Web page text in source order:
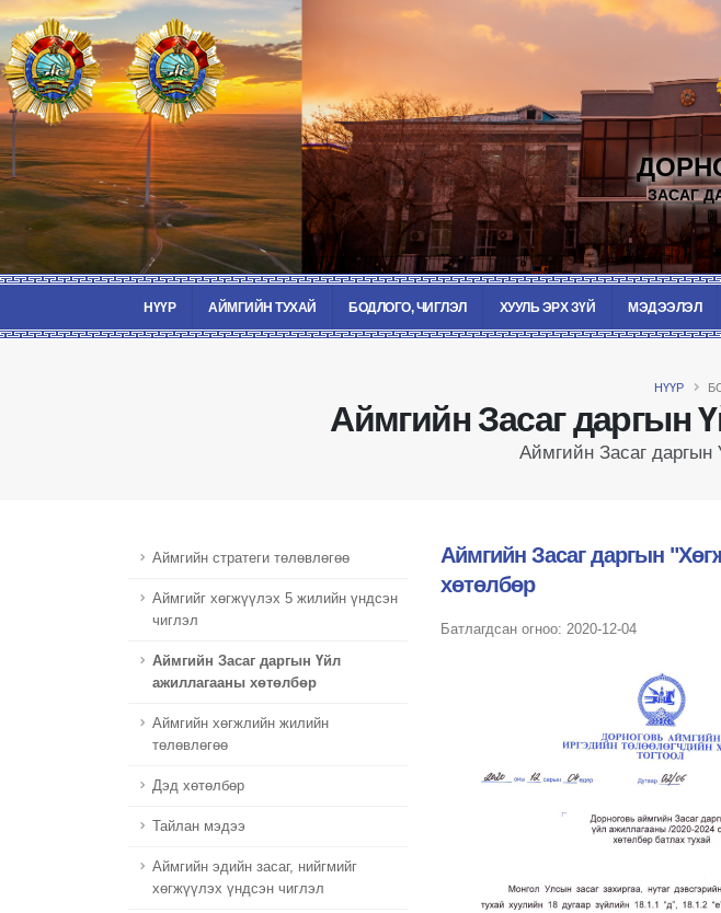
ЗАСАГ
НҮҮР АЙМГИЙН ТУХАЙ БОДЛОГО, ЧИГЛЭЛ ХУУЛЬ ЭРХ ЗҮЙ МЭДЭЭЛЭЛ
Аймгийн Засаг даргын
Аймгийн Засаг
НҮҮР
Аймгийн стратеги төлөвлөгөө
Aймгийг хөгжүүлэх 5 жилийн үндсэн
чиглэл
Аймгийн Засаг даргын Үйл
ажиллагааны хөтөлбөр
Aймгийн хөгжлийн жилийн
төлөвлөгөө
Дэд хөтөлбөр
Тайлан мэдээ
Аймгийн эдийн засаг, нийгмийг
хөгжүүлэх үндсэн чиглэл
Аймгийн Засаг даргын
хөтөлбөр
Батлагдсан огноо: 2020-12-04